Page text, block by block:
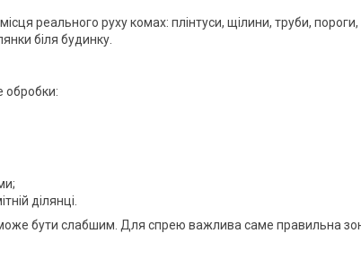
реального руху комах: плінтуси, щілини, труби, пороги,
біля будинку.
обробки:
ділянці.
бути слабшим. Для спрею важлива саме правильна